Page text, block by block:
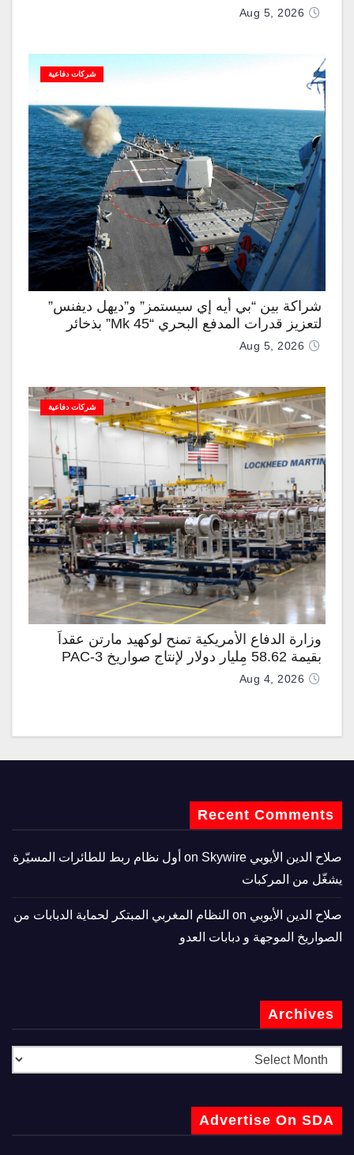
Aug 5, 2026
شركات دفاعية
شراكة بين “بي أيه إي سيستمز” و”ديهل ديفنس”
لتعزيز قدرات المدفع البحري “Mk 45” بذخائر
موجهة وصواريخ “IRIS-T”
Aug 5, 2026
شركات دفاعية
وزارة الدفاع الأمريكية تمنح لوكهيد مارتن عقداً
بقيمة 58.62 مليار دولار لإنتاج صواريخ PAC-3
المطوّرة دعماً لـ “ترسانة الحرية”
Aug 4, 2026
Recent Comments
صلاح الدين الأيوبي
Skywire أول نظام ربط للطائرات المسيّرة
يشغّل من المركبات
صلاح الدين الأيوبي
النظام المغربي المبتكر لحماية الدبابات من
الصواريخ الموجهة و دبابات العدو
Archives
Advertise On SDA